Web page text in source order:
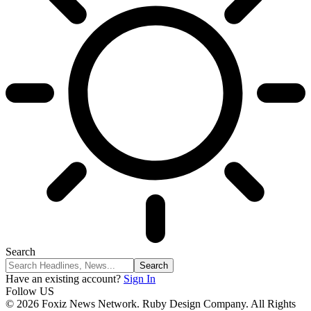
Search
Have an existing account? Sign In
Follow US
© 2026 Foxiz News Network. Ruby Design Company. All Rights